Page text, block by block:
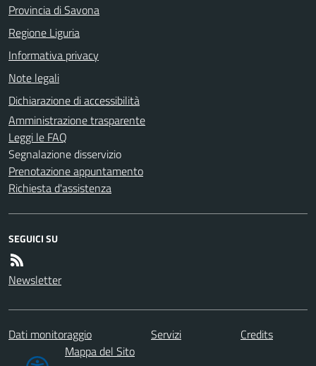
Provincia di Savona
Regione Liguria
Informativa privacy
Note legali
Dichiarazione di accessibilità
Amministrazione trasparente
Leggi le FAQ
Segnalazione disservizio
Prenotazione appuntamento
Richiesta d'assistenza
SEGUICI SU
Newsletter
Dati monitoraggio Servizi
Credits
Mappa del Sito